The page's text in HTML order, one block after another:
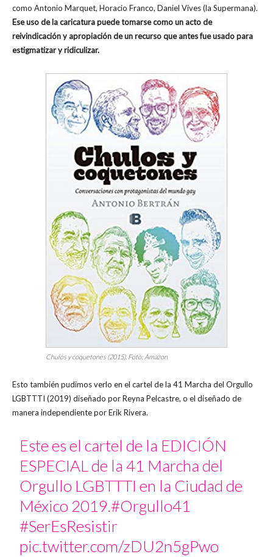
como Antonio Marquet, Horacio Franco, Daniel Vives (la Supermana).
Ese uso de la caricatura puede tomarse como un acto de
reivindicación y apropiación de un recurso que antes fue usado para
estigmatizar y ridiculizar.
Chulos y coquetones (2015). Foto: Amazon
Esto también pudimos verlo en el cartel de la 41 Marcha del Orgullo
LGBTTTI (2019) diseñado por Reyna Pelcastre, o el diseñado de
manera independiente por Erik Rivera.
Este es el cartel de la EDICIÓN
ESPECIAL de la 41 Marcha del
Orgullo LGBTTTI en la Ciudad de
México 2019.#Orgullo41
#SerEsResistir
pic.twitter.com/zDU2n5gPwo